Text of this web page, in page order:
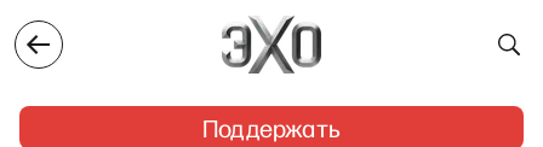
Поддержать